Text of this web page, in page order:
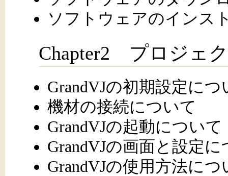
ソフトウェアのインス
Chapter2 プロジェ
GrandVJの初期設定につ
機材の接続について
GrandVJの起動について
GrandVJの画面と設定に
GrandVJの使用方法につ